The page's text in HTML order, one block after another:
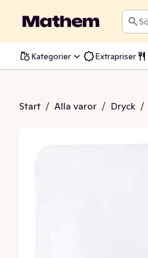
Sök
Kategorier Extrapriser
Start / Alla varor / Dryck /
Skogsbär